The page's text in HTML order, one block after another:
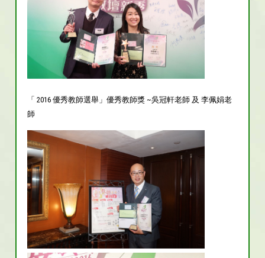
「 2016 優秀教師選舉」優秀教師獎 ~吳冠軒老師 及 李佩娟老
師